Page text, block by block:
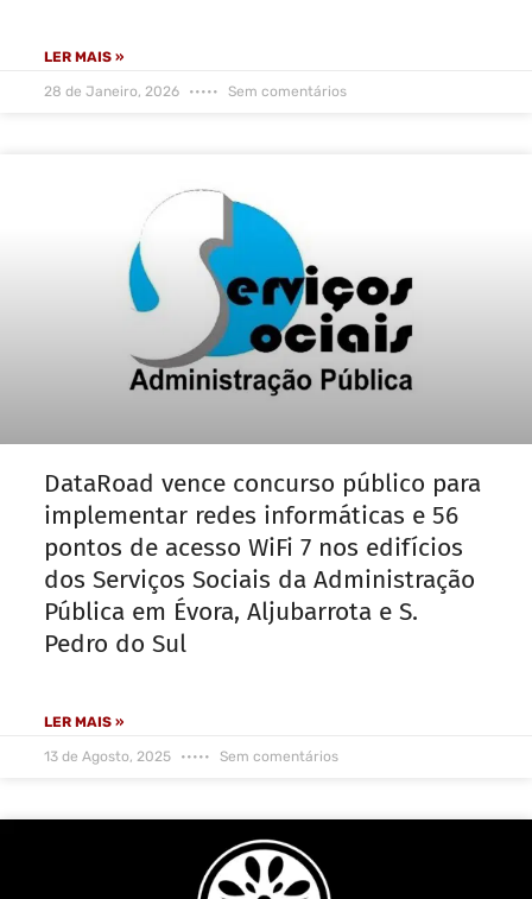
LER MAIS »
28 de Janeiro, 2026 Sem comentários
DataRoad vence concurso público para
implementar redes informáticas e 56
pontos de acesso WiFi 7 nos edifícios
dos Serviços Sociais da Administração
Pública em Évora, Aljubarrota e S.
Pedro do Sul
LER MAIS »
13 de Agosto, 2025 Sem comentários